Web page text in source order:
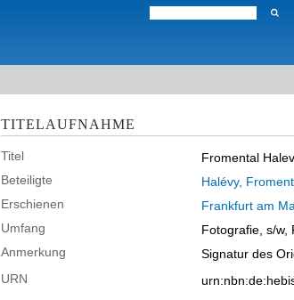
TITELAUFNAHME
Titel
Fromental
Beteiligte
Halévy,
Erschienen
Frankfurt am
Umfang
Fotografie, s/w,
Anmerkung
Signatur des
URN